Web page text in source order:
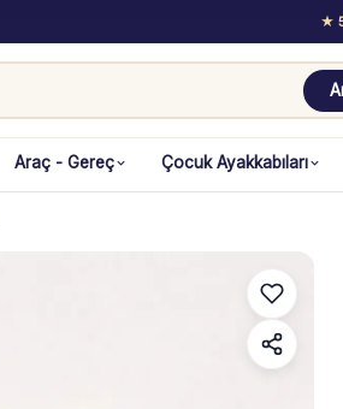
★
Araç - Gereç Çocuk Ayakkabıları